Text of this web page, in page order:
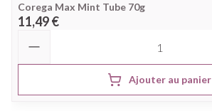
Corega Max Mint Tube 70g
11,49 €
Ajouter au panier